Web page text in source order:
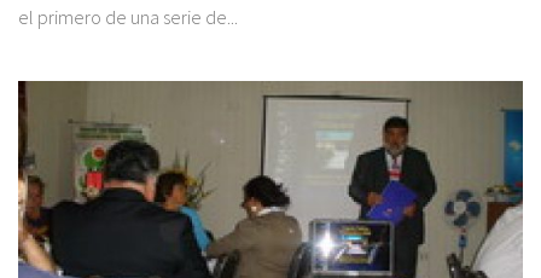
el primero de una serie de...